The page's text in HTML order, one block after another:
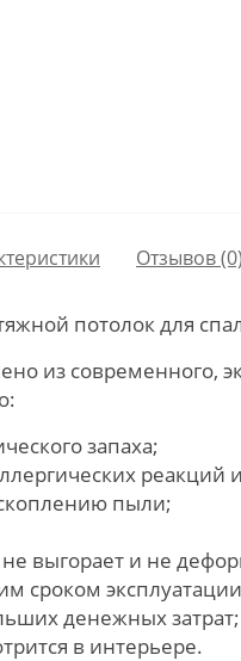
Отзывов (0)
потолок для
из современного,
запаха;
реакций
пыли;
выгорает и не
сроком
денежных затрат;
в интерьере.